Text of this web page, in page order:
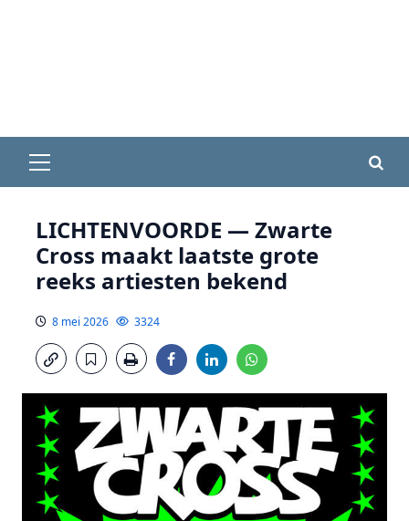
menu
LICHTENVOORDE — Zwarte
Cross maakt laatste grote
reeks artiesten bekend
8 mei 2026 3324